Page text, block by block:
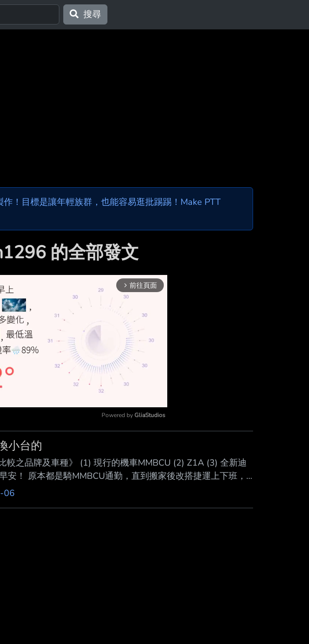
搜尋
！目標是讓年輕族群，也能容易逛批踢踢！Make PTT
的全部發文
arrow_forward_ios 前往頁面
Powered by GliaStudios
小台的
較之品牌及車種》 (1) 現行的機車MMBCU (2) Z1A (3) 全新迪
安！ 原本都是騎MMBCU通勤，直到搬家後改搭捷運上下班，
、回父母家），平常下雨或長距離移動就開車，而最近另一
06